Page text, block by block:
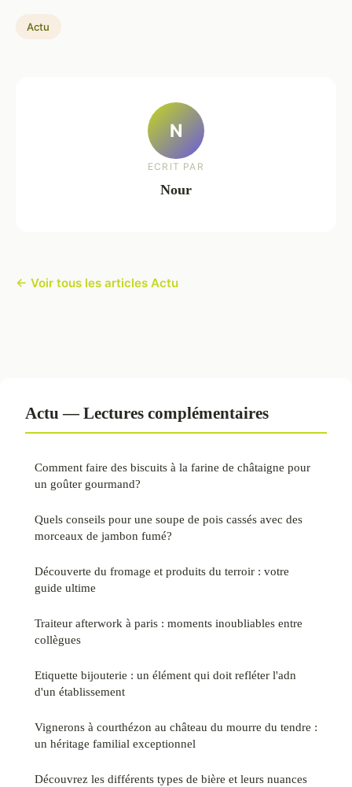
Actu
N
ECRIT PAR
Nour
← Voir tous les articles Actu
Actu — Lectures complémentaires
Comment faire des biscuits à la farine de châtaigne pour
un goûter gourmand?
Quels conseils pour une soupe de pois cassés avec des
morceaux de jambon fumé?
Découverte du fromage et produits du terroir : votre
guide ultime
Traiteur afterwork à paris : moments inoubliables entre
collègues
Etiquette bijouterie : un élément qui doit refléter l'adn
d'un établissement
Vignerons à courthézon au château du mourre du tendre :
un héritage familial exceptionnel
Découvrez les différents types de bière et leurs nuances